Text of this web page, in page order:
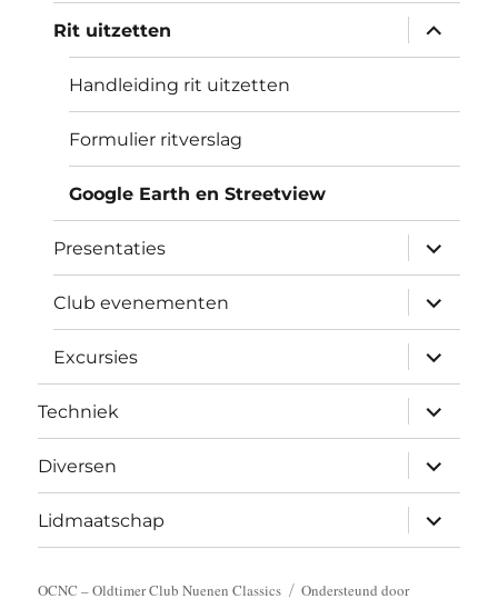
Rit uitzetten
Handleiding rit uitzetten
Formulier ritverslag
Google Earth en Streetview
Presentaties
Club evenementen
Excursies
Techniek
Diversen
Lidmaatschap
OCNC – Oldtimer Club Nuenen Classics Ondersteund door